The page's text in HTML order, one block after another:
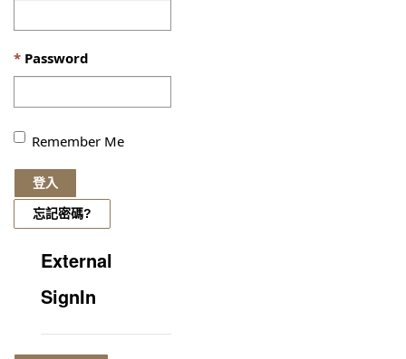
Password
Remember Me
登入
忘記密碼?
External
SignIn